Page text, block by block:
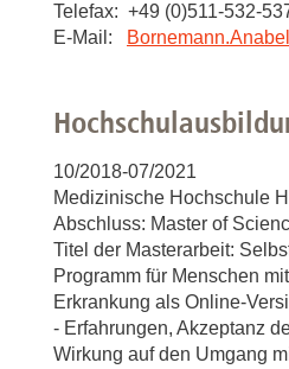
Telefax: +49 (0)511-532-
E-Mail:
Bornemann.Anabel
10/2018-07/2021
Medizinische Hochschule
Abschluss: Master of
Titel der Masterarbeit:
Programm für Menschen
Erkrankung als Online-
- Erfahrungen, Akzeptanz
Wirkung auf den Umgang